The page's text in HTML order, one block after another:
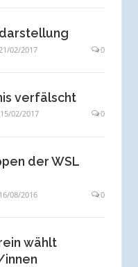
21/02/2017 0
verfälscht
15/02/2017 0
der WSL
16/08/2016 0
wählt